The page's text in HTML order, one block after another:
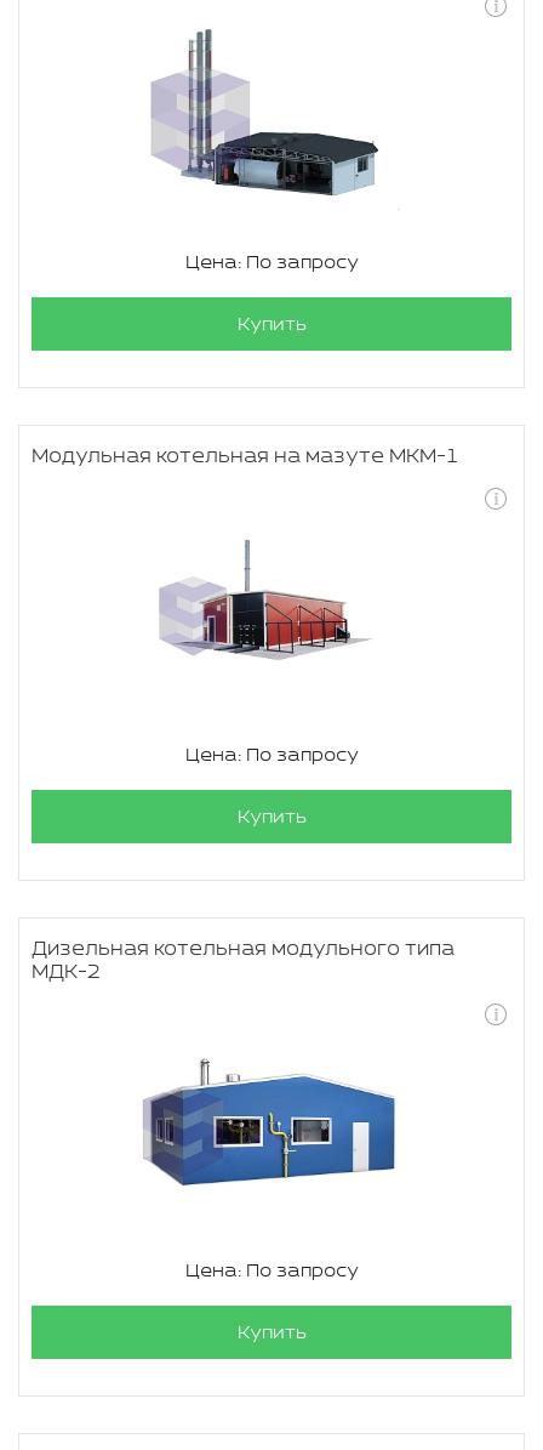
Цена: По запросу
Купить
Модульная котельная на мазуте МКМ-1
Цена: По запросу
Купить
Дизельная котельная модульного типа
МДК-2
Цена: По запросу
Купить